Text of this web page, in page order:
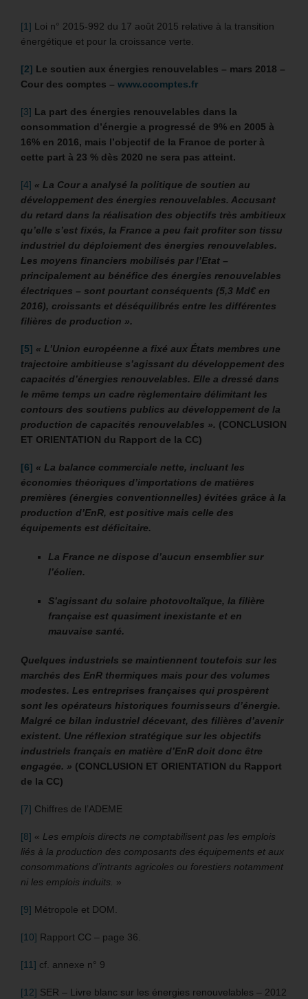
[1] Loi n° 2015-992 du 17 août 2015 relative à la transition
énergétique et pour la croissance verte.
[2] Le soutien aux énergies renouvelables – mars 2018 –
Cour des comptes – www.ccomptes.fr
[3] La part des énergies renouvelables dans la
consommation d’énergie a progressé de 9% en 2005 à
16% en 2016, mais l’objectif de la France de porter à
cette part à 23 % dès 2020 ne sera pas atteint.
[4] « La Cour a analysé la politique de soutien au
développement des énergies renouvelables. Accusant
du retard dans la réalisation des objectifs très ambitieux
qu’elle s’est fixés, la France a peu fait profiter son tissu
industriel du déploiement des énergies renouvelables.
Les moyens financiers mobilisés par l’Etat –
principalement au bénéfice des énergies renouvelables
électriques – sont pourtant conséquents (5,3 Md€ en
2016), croissants et déséquilibrés entre les différentes
filières de production ».
[5] « L’Union européenne a fixé aux États membres une
trajectoire ambitieuse s’agissant du développement des
capacités d’énergies renouvelables. Elle a dressé dans
le même temps un cadre règlementaire délimitant les
contours des soutiens publics au développement de la
production de capacités renouvelables ». (CONCLUSION
ET ORIENTATION du Rapport de la CC)
[6] « La balance commerciale nette, incluant les
économies théoriques d’importations de matières
premières (énergies conventionnelles) évitées grâce à la
production d’EnR, est positive mais celle des
équipements est déficitaire.
La France ne dispose d’aucun ensemblier sur
l’éolien.
S’agissant du solaire photovoltaïque, la filière
française est quasiment inexistante et en
mauvaise santé.
Quelques industriels se maintiennent toutefois sur les
marchés des EnR thermiques mais pour des volumes
modestes. Les entreprises françaises qui prospèrent
sont les opérateurs historiques fournisseurs d’énergie.
Malgré ce bilan industriel décevant, des filières d’avenir
existent. Une réflexion stratégique sur les objectifs
industriels français en matière d’EnR doit donc être
engagée. » (CONCLUSION ET ORIENTATION du Rapport
de la CC)
[7] Chiffres de l’ADEME
[8] « Les emplois directs ne comptabilisent pas les emplois
liés à la production des composants des équipements et aux
consommations d’intrants agricoles ou forestiers notamment
ni les emplois induits. »
[9] Métropole et DOM.
[10] Rapport CC – page 36.
[11] cf. annexe n° 9
[12] SER – Livre blanc sur les énergies renouvelables – 2012